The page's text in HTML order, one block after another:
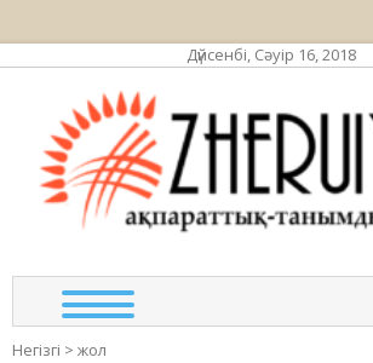
Дүйсенбі, Сәуір 16, 2018
Негізгі > жол